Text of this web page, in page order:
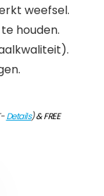
weefsel.
houden.
Details)&FREE